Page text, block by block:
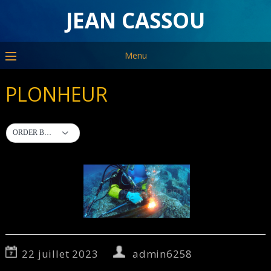
JEAN CASSOU
Menu
PLONHEUR
ORDER BY DEFAULT
22 juillet 2023 admin6258